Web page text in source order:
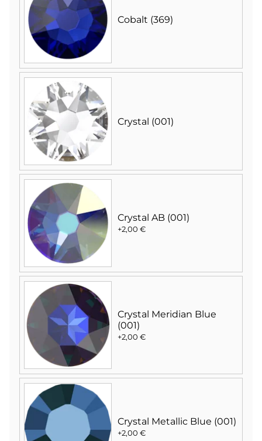
Cobalt (369)
Crystal (001)
Crystal AB (001)
+2,00 €
Crystal Meridian Blue
(001)
+2,00 €
Crystal Metallic Blue (001)
+2,00 €